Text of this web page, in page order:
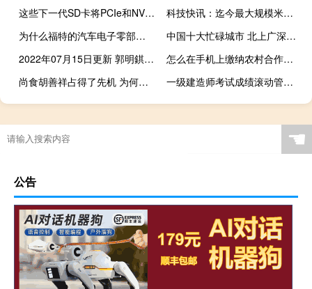
这些下一代SD卡将PCIe和NVMe结合在一起可提供强大的读写速度
科技快讯：迄今最大规模米粉节雷军今晚直播MIX FOLD免费送
为什么福特的汽车电子零部件EMC认证试验要先做ESD
中国十大忙碌城市 北上广深四个一线城市中广州进入全国前十
2022年07月15日更新 郭明錤：iPhone 14必大卖 苹果已主导中国高端手机市场
怎么在手机上缴纳农村合作医疗保险
尚食胡善祥占得了先机 为何却不是姚子衿的对手
一级建造师考试成绩滚动管理是什么意思
☚
公告